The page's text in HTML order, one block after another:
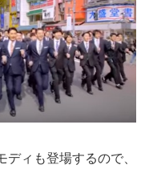
ィも登場するので、